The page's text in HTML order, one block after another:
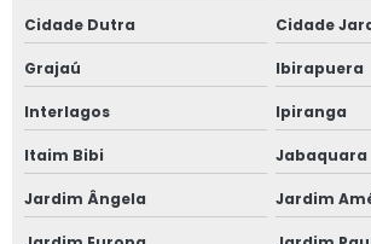
Janela fixa vidro duplo
Janela de giro
Janela maxim ar 80x80
Janela oscilo batente preço
Janela com persiana entre vidros
Cidade Dutra Cidade
Grajaú Ibirapuera
Interlagos Ipiranga
Itaim Bibi Jabaquara
Jardim Ângela Jardim